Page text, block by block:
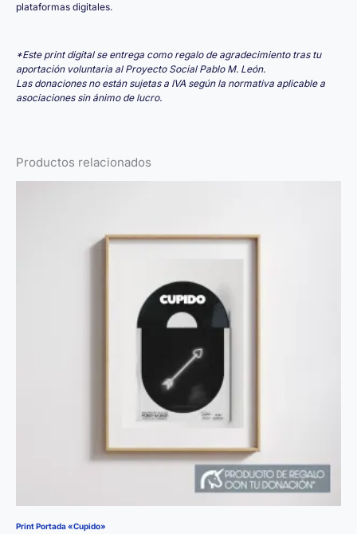
plataformas digitales.
*Este print digital se entrega como regalo de agradecimiento tras tu
aportación voluntaria al Proyecto Social Pablo M. León.
Las donaciones no están sujetas a IVA según la normativa aplicable a
asociaciones sin ánimo de lucro.
Productos relacionados
Print Portada «Cupido»